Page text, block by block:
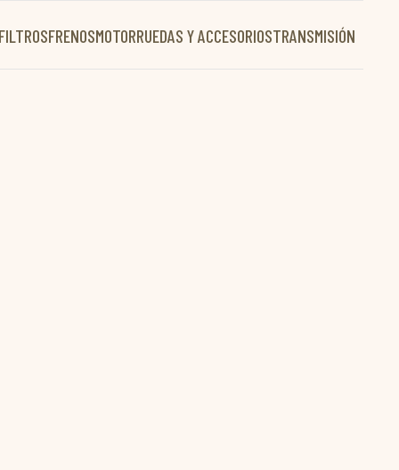
FILTROSFRENOSMOTORRUEDAS Y ACCESORIOSTRANSMISIÓN